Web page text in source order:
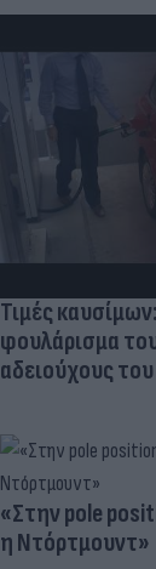
Τιμές
φουλάρισμα του
αδειούχους
«Στην pole
η Ντόρτμουντ»